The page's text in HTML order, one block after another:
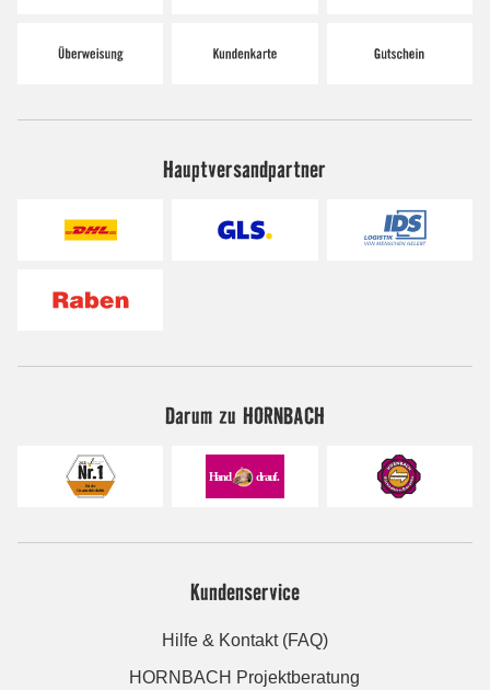
Hauptversandpartner
Darum zu HORNBACH
Kundenservice
Hilfe & Kontakt (FAQ)
HORNBACH Projektberatung